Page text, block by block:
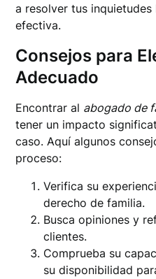
a resolver tus inquietudes
efectiva.
Consejos para
Adecuado
Encontrar al abogado de
tener un impacto
caso. Aquí algunos
proceso:
Verifica su
derecho de familia.
Busca opiniones y
clientes.
Comprueba su
su disponibilidad